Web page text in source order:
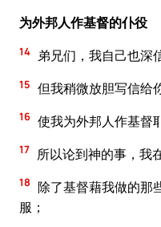
为外邦人作基督的仆役
14 弟兄们，我自己也深
15 但我稍微放胆写信给
16 使我为外邦人作基督
17 所以论到神的事，我
18 除了基督藉我做的那
服；